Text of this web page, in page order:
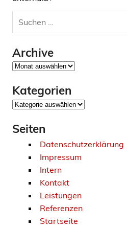
Archive
Archive
Kategorien
Kategorien
Seiten
Datenschutzerklärung
Impressum
Intern
Kontakt
Leistungen
Referenzen
Startseite